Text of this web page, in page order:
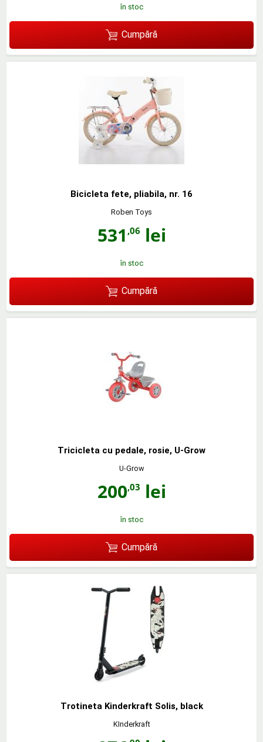
în stoc
Cumpără
Bicicleta fete, pliabila, nr. 16
Roben Toys
531 ,06 lei
în stoc
Cumpără
Tricicleta cu pedale, rosie, U-Grow
U-Grow
200,03 lei
în stoc
Cumpără
Trotineta Kinderkraft Solis, black
KInderkraft